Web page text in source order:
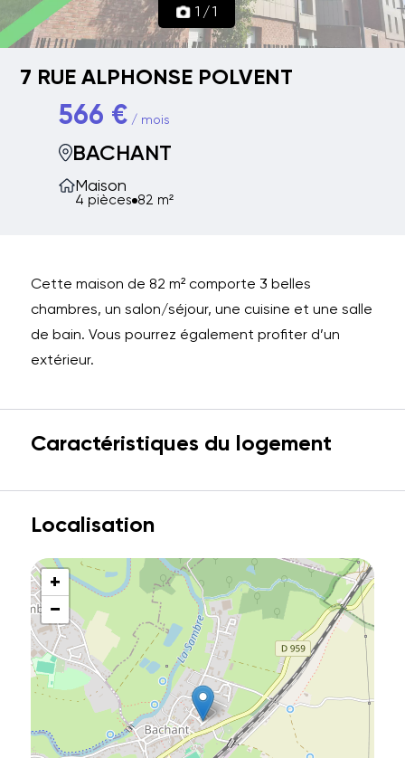
1 /1
7 RUE ALPHONSE POLVENT
566 €/ mois
BACHANT
Maison
4 pièces 82 m²
Cette maison de 82 m² comporte 3 belles
chambres, un salon/séjour, une cuisine et une salle
de bain. Vous pourrez également profiter d’un
extérieur.
Caractéristiques du logement
Localisation
+
−